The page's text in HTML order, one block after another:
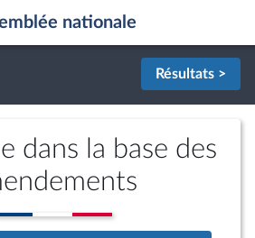
nationale
Résultats >
dans la base des